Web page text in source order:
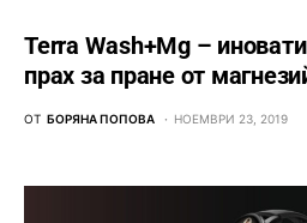
Terra Wash+Mg –
прах за пране от
ОТ БОРЯНА ПОПОВА НОЕМВРИ 23, 2019